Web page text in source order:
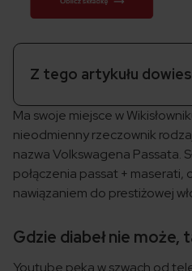
Z tego artykułu
Ma swoje miejsce w
nieodmienny rzeczownik
nazwa Volkswagena Passata.
połączenia passat + maserati,
nawiązaniem do prestiżowej
Gdzie diabeł nie